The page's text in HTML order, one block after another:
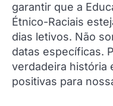
garantir que a
Étnico-Raciais
dias letivos. Não
datas específicas.
verdadeira história
positivas para